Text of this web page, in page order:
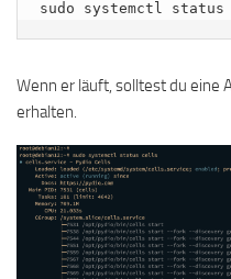
sudo systemctl
Wenn er läuft, solltest du eine
erhalten.